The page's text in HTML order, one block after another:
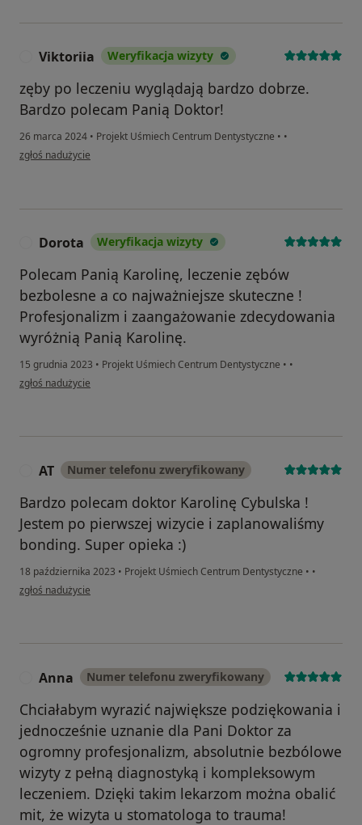
Viktoriia Weryfikacja wizyty
zęby po leczeniu wyglądają bardzo dobrze.
Bardzo polecam Panią Doktor!
26 marca 2024 • Projekt Uśmiech Centrum Dentystyczne • •
w opinii użytkownika Viktoriia
zgłoś nadużycie
Dorota Weryfikacja wizyty
Polecam Panią Karolinę, leczenie zębów
bezbolesne a co najważniejsze skuteczne !
Profesjonalizm i zaangażowanie zdecydowania
wyróżnią Panią Karolinę.
15 grudnia 2023 • Projekt Uśmiech Centrum Dentystyczne • •
w opinii użytkownika Dorota
zgłoś nadużycie
AT Numer telefonu zweryfikowany
Bardzo polecam doktor Karolinę Cybulska !
Jestem po pierwszej wizycie i zaplanowaliśmy
bonding. Super opieka :)
18 października 2023 • Projekt Uśmiech Centrum Dentystyczne • •
w opinii użytkownika AT
zgłoś nadużycie
Anna Numer telefonu zweryfikowany
Chciałabym wyrazić największe podziękowania i
jednocześnie uznanie dla Pani Doktor za
ogromny profesjonalizm, absolutnie bezbólowe
wizyty z pełną diagnostyką i kompleksowym
leczeniem. Dzięki takim lekarzom można obalić
mit, że wizyta u stomatologa to trauma!